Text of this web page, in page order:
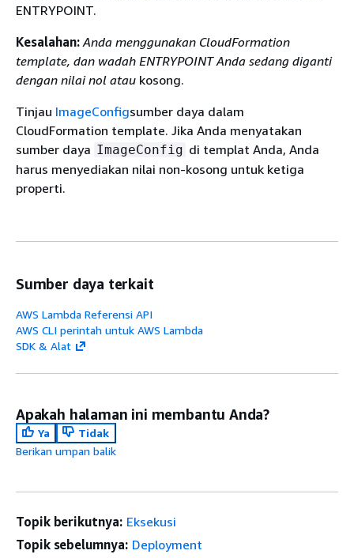
ENTRYPOINT.
Kesalahan: Anda menggunakan CloudFormation
template, dan wadah ENTRYPOINT Anda sedang diganti
dengan nilai nol atau kosong.
Tinjau ImageConfigsumber daya dalam
CloudFormation template. Jika Anda menyatakan
sumber daya ImageConfig di templat Anda, Anda
harus menyediakan nilai non-kosong untuk ketiga
properti.
Sumber daya terkait
AWS Lambda Referensi API
AWS CLI perintah untuk AWS Lambda
SDK & Alat
Apakah halaman ini membantu Anda?
Ya
Tidak
Berikan umpan balik
Topik berikutnya: Eksekusi
Topik sebelumnya: Deployment